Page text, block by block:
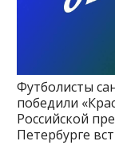
Футболисты
победили
Российской
Петербурге